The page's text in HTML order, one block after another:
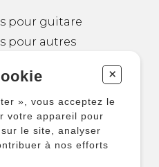
pour guitare
pour autres
pour
+
», vous acceptez le
votre appareil pour
le site, analyser
à nos efforts